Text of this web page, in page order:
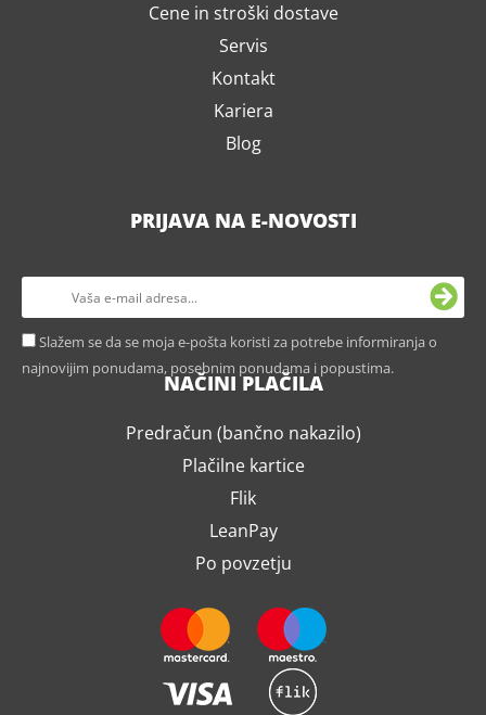
Cene in stroški dostave
Servis
Kontakt
Kariera
Blog
PRIJAVA NA E-NOVOSTI
Slažem se da se moja e-pošta koristi za potrebe informiranja o
najnovijim ponudama, posebnim ponudama i popustima.
NAČINI PLAČILA
Predračun (bančno nakazilo)
Plačilne kartice
Flik
LeanPay
Po povzetju